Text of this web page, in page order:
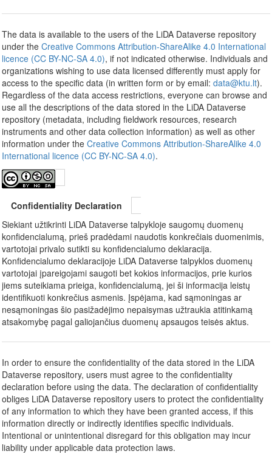
The data is available to the users of the LiDA Dataverse repository
under the Creative Commons Attribution-ShareAlike 4.0 International
licence (CC BY-NC-SA 4.0), if not indicated otherwise. Individuals and
organizations wishing to use data licensed differently must apply for
access to the specific data (in written form or by email: data@ktu.lt).
Regardless of the data access restrictions, everyone can browse and
use all the descriptions of the data stored in the LiDA Dataverse
repository (metadata, including fieldwork resources, research
instruments and other data collection information) as well as other
information under the Creative Commons Attribution-ShareAlike 4.0
International licence (CC BY-NC-SA 4.0).
Confidentiality Declaration
Siekiant užtikrinti LiDA Dataverse talpykloje saugomų duomenų
konfidencialumą, prieš pradėdami naudotis konkrečiais duomenimis,
vartotojai privalo sutikti su konfidencialumo deklaracija.
Konfidencialumo deklaracijoje LiDA Dataverse talpyklos duomenų
vartotojai įpareigojami saugoti bet kokios informacijos, prie kurios
jiems suteikiama prieiga, konfidencialumą, jei ši informacija leistų
identifikuoti konkrečius asmenis. Įspėjama, kad sąmoningas ar
nesąmoningas šio pasižadėjimo nepaisymas užtraukia atitinkamą
atsakomybę pagal galiojančius duomenų apsaugos teisės aktus.
In order to ensure the confidentiality of the data stored in the LiDA
Dataverse repository, users must agree to the confidentiality
declaration before using the data. The declaration of confidentiality
obliges LiDA Dataverse repository users to protect the confidentiality
of any information to which they have been granted access, if this
information directly or indirectly identifies specific individuals.
Intentional or unintentional disregard for this obligation may incur
liability under applicable data protection laws.